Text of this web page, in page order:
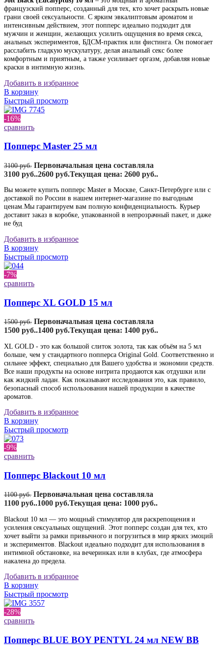
французский попперс, созданный для тех, кто хочет раскрыть новые
грани своей сексуальности. С ярким эвкалиптовым ароматом и
интенсивным действием, этот попперс идеально подходит для
мужчин и женщин, желающих усилить ощущения во время секса,
анальных экспериментов, БДСМ-практик или фистинга. Он помогает
расслабить гладкую мускулатуру, делая анальный секс более
комфортным и приятным, а также усиливает оргазм, добавляя новые
краски в интимную жизнь.
Добавить в избранное
В корзину
Быстрый просмотр
-16%
сравнить
Попперс Master 25 мл
3100руб. Первоначальная цена составляла
3100 руб..2600 руб.Текущая цена: 2600 руб..
Вы можете купить попперс Master в Москве, Санкт-Петербурге или с
доставкой по России в нашем интернет-магазине по выгодным
ценам.Мы гарантируем вам полную конфиденциальность. Курьер
доставит заказ в коробке, упакованной в непрозрачный пакет, и даже
не буд
Добавить в избранное
В корзину
Быстрый просмотр
-7%
сравнить
Попперс XL GOLD 15 мл
1500руб. Первоначальная цена составляла
1500 руб..1400 руб.Текущая цена: 1400 руб..
XL GOLD - это как большой слиток золота, так как объём на 5 мл
больше, чем у стандартного попперса Original Gold. Соответственно и
сильнее эффект, специально для Вашего удобства и экономии средств.
Все наши продукты на основе нитрита продаются как отдушки или
как жидкий ладан. Как показывают исследования это, как правило,
безопасный способ использования нашей продукции в качестве
ароматов.
Добавить в избранное
В корзину
Быстрый просмотр
-9%
сравнить
Попперс Blackout 10 мл
1100руб. Первоначальная цена составляла
1100 руб..1000 руб.Текущая цена: 1000 руб..
Blackout 10 мл — это мощный стимулятор для раскрепощения и
усиления сексуальных ощущений. Этот попперс создан для тех, кто
хочет выйти за рамки привычного и погрузиться в мир ярких эмоций
и экспериментов. Blackout идеально подходит для использования в
интимной обстановке, на вечеринках или в клубах, где атмосфера
накалена до предела.
Добавить в избранное
В корзину
Быстрый просмотр
-28%
сравнить
Попперс BLUE BOY PENTYL 24 мл NEW BB